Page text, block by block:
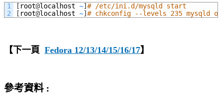
1
2
[ root@localhost ~] # /etc/ini.d/mysqld start
[ root@localhost ~] # chkconfig --levels 235 mysqld on
【下一頁 Fedora 12/13/14/15/16/17】
參考資料 :